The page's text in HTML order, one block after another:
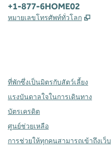
โทรศัพท์:
+1-877-6HOME02
หมายเลขโทรศัพท์ทั่วโลก ,
ที่พักซึ่งเป็นมิตรกับสัตว์เลี้ยง
แรงบันดาลใจในการเดินทาง
บัตรเครดิต
ศูนย์ช่วยเหลือ
การช่วยให้ทุกคนสามารถเข้าถึงเว็บ